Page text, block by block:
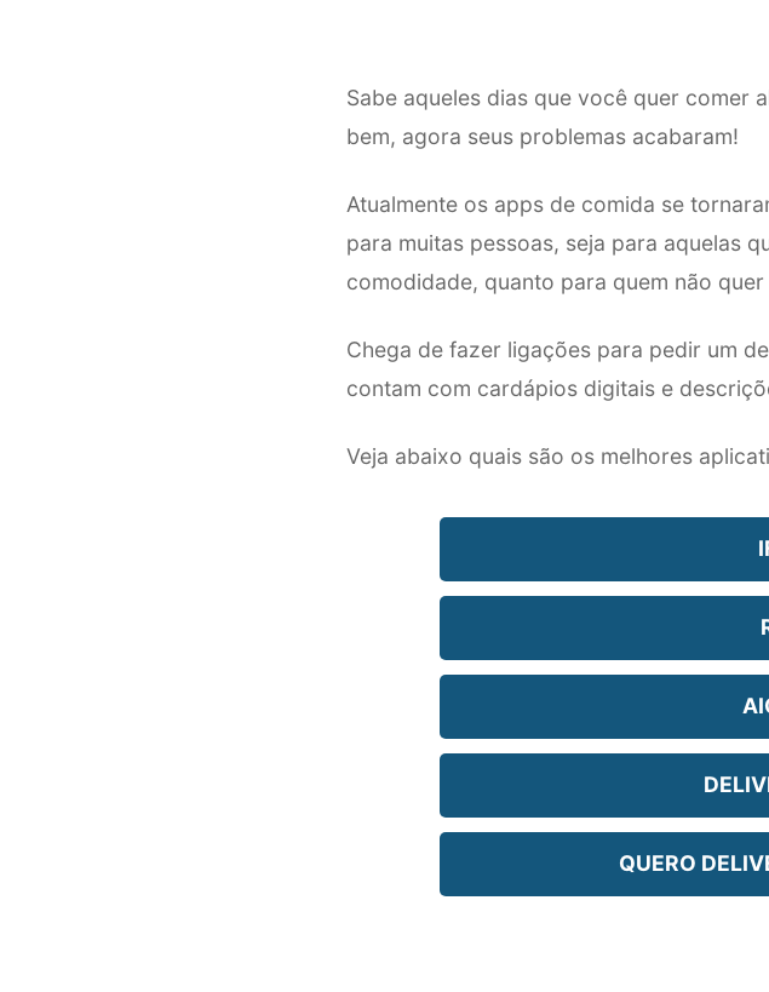
Sabe aqueles dias que você quer comer
bem, agora seus problemas acabaram!
Atualmente os apps de comida se
para muitas pessoas, seja para aquelas
comodidade, quanto para quem não
Chega de fazer ligações para pedir um
contam com cardápios digitais e
Veja abaixo quais são os melhores
QUERO